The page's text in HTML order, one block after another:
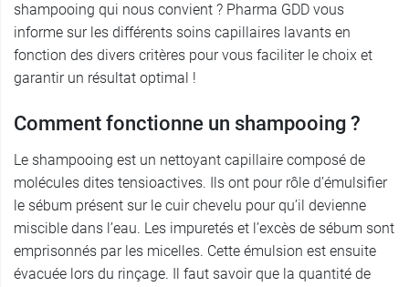
shampooing qui nous convient ? Pharma GDD vous
informe sur les différents soins capillaires lavants en
fonction des divers critères pour vous faciliter le choix et
garantir un résultat optimal !
Comment fonctionne un shampooing ?
Le shampooing est un nettoyant capillaire composé de
molécules dites tensioactives. Ils ont pour rôle d’émulsifier
le sébum présent sur le cuir chevelu pour qu’il devienne
miscible dans l’eau. Les impuretés et l’excès de sébum sont
emprisonnés par les micelles. Cette émulsion est ensuite
évacuée lors du rinçage. Il faut savoir que la quantité de